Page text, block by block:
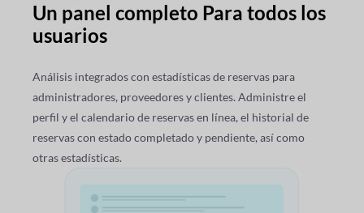
Un panel completo Para todos los
usuarios
Análisis integrados con estadísticas de reservas para
administradores, proveedores y clientes. Administre el
perfil y el calendario de reservas en línea, el historial de
reservas con estado completado y pendiente, así como
otras estadísticas.